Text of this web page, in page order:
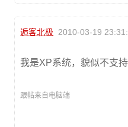
逅客北极 2010-03-19
我是XP系统，貌似不支持
跟帖来自电脑端